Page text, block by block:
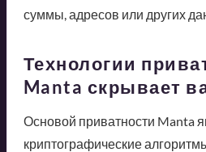
суммы, адресов или других
Технологии
Manta скрывает
Основой приватности Manta
криптографические